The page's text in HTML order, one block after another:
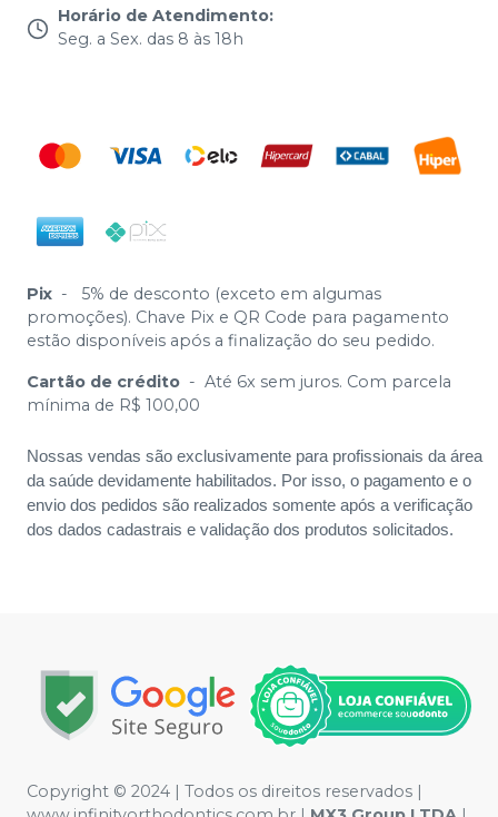
Horário de Atendimento:
Seg. a Sex. das 8 às 18h
Pix -
5% de desconto (exceto em algumas
promoções). Chave Pix e QR Code para pagamento
estão disponíveis após a finalização do seu pedido.
Cartão de crédito - Até 6x sem juros. Com parcela
mínima de R$ 100,00
Nossas vendas são exclusivamente para profissionais da área
da saúde devidamente habilitados. Por isso, o pagamento e o
envio dos pedidos são realizados somente após a verificação
dos dados cadastrais e validação dos produtos solicitados.
Copyright © 2024 | Todos os direitos reservados |